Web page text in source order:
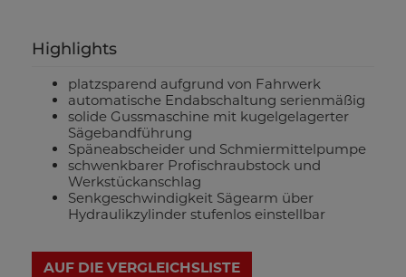
Highlights
platzsparend aufgrund von Fahrwerk
automatische Endabschaltung serienmäßig
solide Gussmaschine mit kugelgelagerter
Sägebandführung
Späneabscheider und Schmiermittelpumpe
schwenkbarer Profischraubstock und
Werkstückanschlag
Senkgeschwindigkeit Sägearm über
Hydraulikzylinder stufenlos einstellbar
AUF DIE VERGLEICHSLISTE